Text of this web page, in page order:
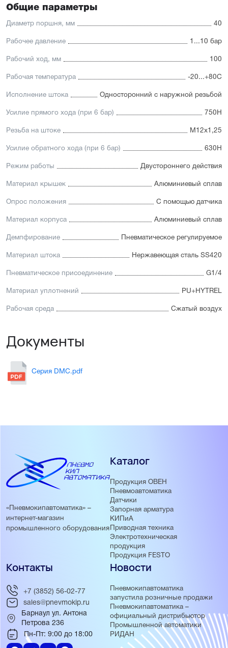
поставки
Отличительные черты:
Корпус изготовлен из легкого и прочного алюминия,
покрытого элоксаловым покрытием, препятствующим
коррозии
Шток изготавливается
из нержавеющей или хромированной стали, подходит
Уплотнение — полиуретан (PU) с возможностью
диапазоном (FKM/Viton). А также дополнительное
частицы в полость цилиндра
пневмоцилиндр имеет высокую устойчивость
Общие параметры
Диаметр поршня, мм 40
Рабочее давление 1...10 бар
Рабочий ход, мм 100
Рабочая температура -20...+80С
Исполнение штока Односторонний с наружной резьбой
Усилие прямого хода (при 6 бар) 750Н
Резьба на штоке М12х1,25
Усилие обратного хода (при 6 бар) 630Н
Режим работы Двустороннего действия
Материал крышек Алюминиевый сплав
Опрос положения С помощью датчика
Материал корпуса Алюминиевый сплав
Демпфирование Пневматическое регулируемое
Материал штока Нержавеющая сталь SS420
Пневматическое присоединение G1/4
Материал уплотнений PU+HYTREL
Рабочая среда Сжатый воздух
Документы
Серия DMC.pdf
«Пневмокипавтоматика» –
интернет-магазин
промышленного оборудования
Каталог
Продукция ОВЕН
Пневмоавтоматика
Датчики
Запорная арматура
КИПиА
Приводная техника
Электротехническая
продукция
Продукция FESTO
Новости
Пневмокипавтоматика
запустила розничные продажи
Пневмокипавтоматика –
официальный дистрибьютор
Промышленной автоматики
РИДАН
Контакты
+7 (3852) 56-02-77
sales@pnevmokip.ru
Барнаул ул. Антона
Петрова 236
Пн-Пт: 9:00 до 18:00